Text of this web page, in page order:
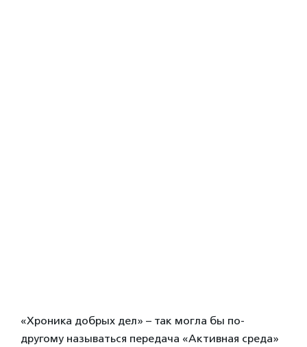
«Хроника добрых дел» – так могла бы по-
другому называться передача «Активная среда»